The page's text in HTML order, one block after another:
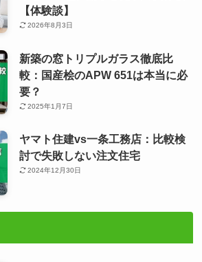
【体験談】
2026年8月3日
新築の窓トリプルガラス徹底比
較：国産桧のAPW 651は本当に必
要？
2025年1月7日
ヤマト住建vs一条工務店：比較検
討で失敗しない注文住宅
2024年12月30日